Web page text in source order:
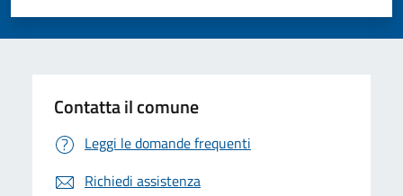
Valuta 5 stelle su 5
Valuta 4 stelle su 5
Valuta 3 stelle su 5
Valuta 2 stelle su 5
Valuta 1 stelle su 5
Contatta il comune
Leggi le domande frequenti
Richiedi assistenza